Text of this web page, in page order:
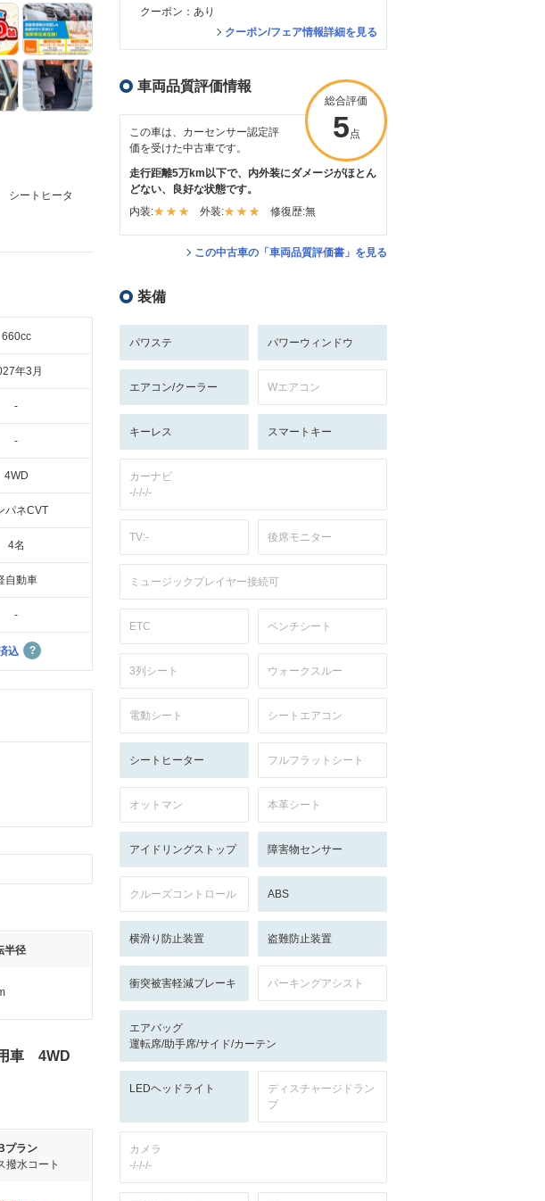
シートヒータ
660cc
年3月
-
-
4WD
パネCVT
4名
自動車
-
込
半径
用車 4WD
Bプラン
撥水コート
クーポン：あり
クーポン/フェア情報詳細を見る
車両品質評価情報
総合評価
5点
この車は、カーセンサー認定評
価を受けた中古車です。
走行距離5万km以下で、内外装にダメージがほとん
どない、良好な状態です。
内装:
外装: 修復歴:無
この中古車の「車両品質評価書」を見る
装備
パワステ パワーウィンドウ
エアコン/クーラー Wエアコン
キーレス スマートキー
カーナビ
-/-/-/-
TV:- 後席モニター
ミュージックプレイヤー接続可
ETC ベンチシート
3列シート ウォークスルー
電動シート シートエアコン
シートヒーター フルフラットシート
オットマン 本革シート
アイドリングストップ 障害物センサー
クルーズコントロール ABS
横滑り防止装置 盗難防止装置
衝突被害軽減ブレーキ パーキングアシスト
エアバッグ
運転席/助手席/サイド/カーテン
LEDヘッドライト
ディスチャージドラン
プ
カメラ
-/-/-/-